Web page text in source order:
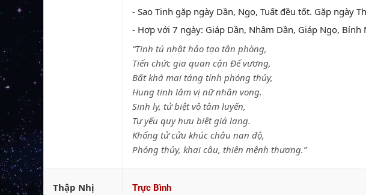
- Sao Tinh gặp ngày Dần, Ngọ, Tuất đều tốt. Gặp ngày
- Hợp với 7 ngày: Giáp Dần, Nhâm Dần, Giáp Ngọ, Bính
“Tinh tú nhật hảo tạo tân phòng,
Tiến chức gia quan cận Đế vương,
Bất khả mai táng tính phóng thủy,
Hung tinh lâm vị nữ nhân vong.
Sinh ly, tử biệt vô tâm luyến,
Tự yếu quy hưu biệt giá lang.
Khổng tử cửu khúc châu nan độ,
Phóng thủy, khai câu, thiên mệnh thương.”
Thập Nhị
Trực Bình